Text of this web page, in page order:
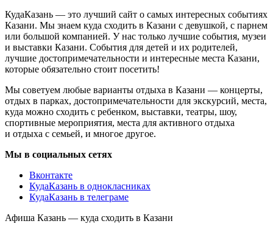
КудаКазань — это лучший сайт о самых интересных событиях
Казани. Мы знаем куда сходить в Казани с девушкой, с парнем
или большой компанией. У нас только лучшие события, музеи
и выставки Казани. События для детей и их родителей,
лучшие достопримечательности и интересные места Казани,
которые обязательно стоит посетить!
Мы советуем любые варианты отдыха в Казани — концерты,
отдых в парках, достопримечательности для экскурсий, места,
куда можно сходить с ребенком, выставки, театры, шоу,
спортивные мероприятия, места для активного отдыха
и отдыха с семьей, и многое другое.
Мы в социальных сетях
Вконтакте
КудаКазань в однокласниках
КудаКазань в телеграме
Афиша Казань — куда сходить в Казани